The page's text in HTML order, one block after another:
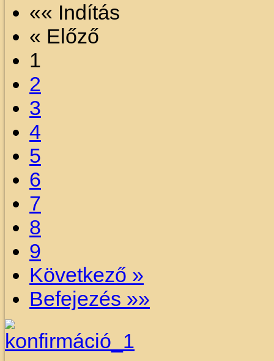
«« Indítás
« Előző
1
2
3
4
5
6
7
8
9
Következő »
Befejezés »»